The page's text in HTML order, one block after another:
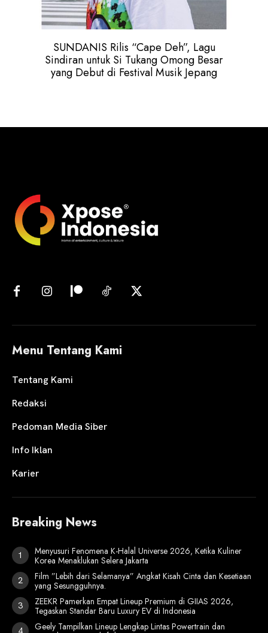
SUNDANIS Rilis “Cape Deh”, Lagu
Sindiran untuk Si Tukang Omong Besar
yang Debut di Festival Musik Jepang
Menu Tentang Kami
Tentang Kami
Redaksi
Pedoman Media Siber
Info Iklan
Karier
Breaking News
Menyusuri Fenomena K-Halal Universe 2026, Ketika Kuliner
Korea Menaklukan Selera Jakarta
Film ”Lebih dari Selamanya” Angkat Kisah Cinta dan Kesetiaan
yang Sesungguhnya.
ZEEKR Pamerkan Empat Lineup Premium di GIIAS 2026,
Tegaskan Standar Baru Luxury EV di Indonesia
Geely Tampilkan Lineup Lengkap Lintas Powertrain dan